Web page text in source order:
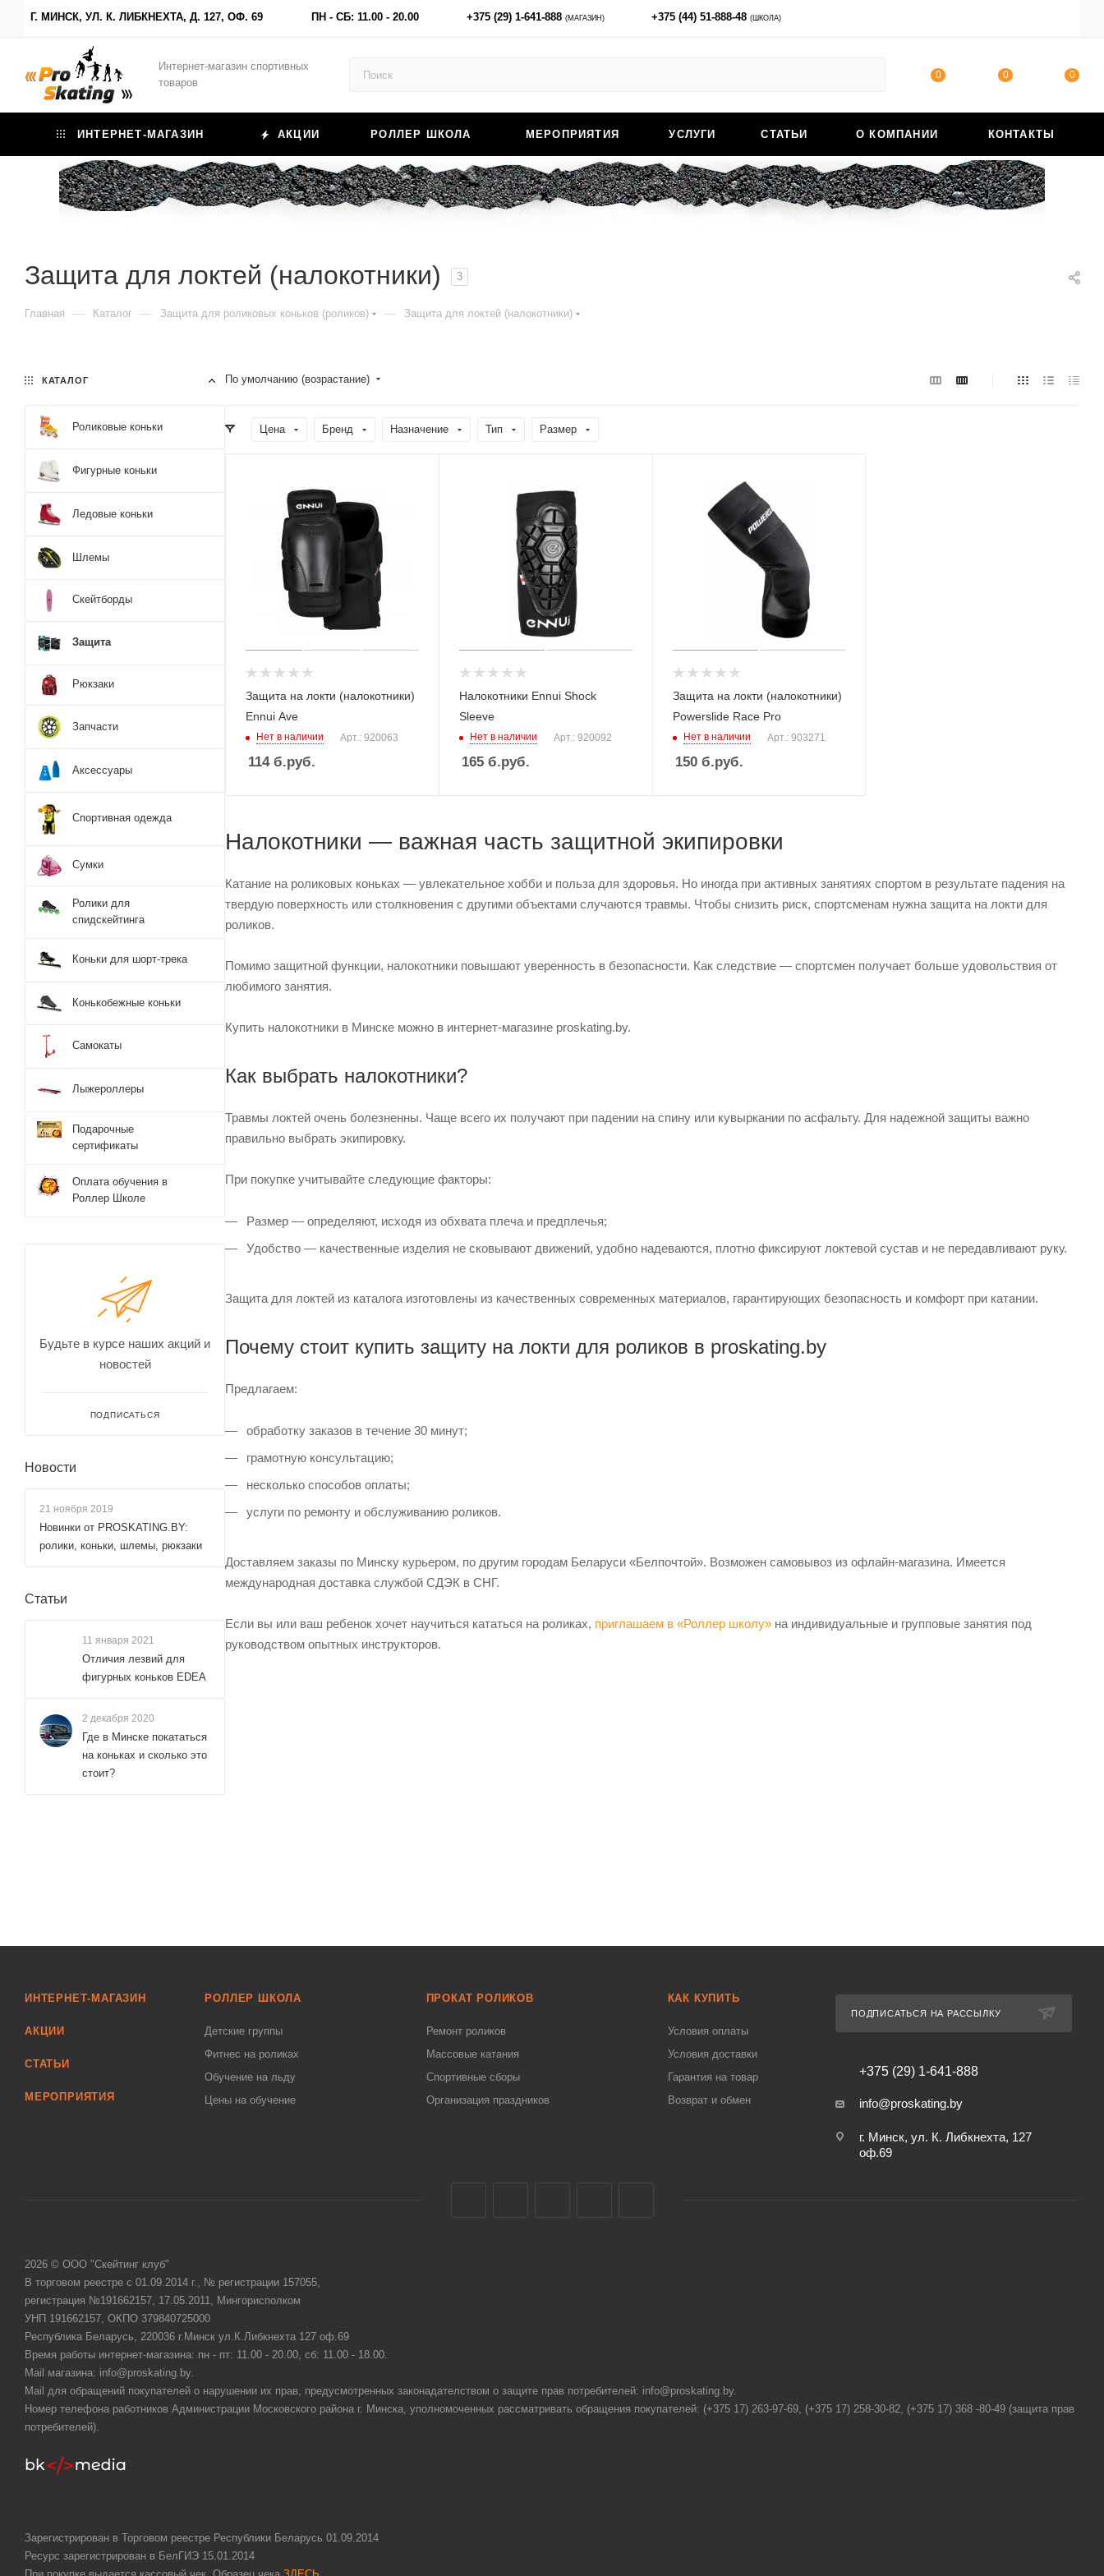
Г. МИНСК, УЛ. К. ЛИБКНЕХТА, Д. 127, ОФ. 69 ПН - СБ: 11.00 - 20.00 +375 (29) 1-641-888 (МАГАЗИН) +375 (44) 51-888-48(ШКОЛА)
Интернет-магазин спортивных
товаров
0 0 0
ИНТЕРНЕТ-МАГАЗИН АКЦИИ РОЛЛЕР ШКОЛА МЕРОПРИЯТИЯ УСЛУГИ СТАТЬИ О КОМПАНИИ КОНТАКТЫ
Защита для локтей (налокотники) 3
Главная — Каталог — Защита для роликовых коньков (роликов) — Защита для локтей (налокотники)
По умолчанию (возрастание)
Цена Бренд Назначение Тип Размер
Защита на локти (налокотники)
Ennui Ave
Нет в наличии Арт.: 920063
114б.руб.
Налокотники Ennui Shock
Sleeve
Нет в наличии Арт.: 920092
165б.руб.
Защита на локти (налокотники)
Powerslide Race Pro
Нет в наличии Арт.: 903271
150б.руб.
Налокотники — важная часть защитной экипировки
Катание на роликовых коньках — увлекательное хобби и польза для здоровья. Но иногда при активных занятиях спортом в результате падения на
твердую поверхность или столкновения с другими объектами случаются травмы. Чтобы снизить риск, спортсменам нужна защита на локти для
роликов.
Помимо защитной функции, налокотники повышают уверенность в безопасности. Как следствие — спортсмен получает больше удовольствия от
любимого занятия.
Купить налокотники в Минске можно в интернет-магазине proskating.by.
Как выбрать налокотники?
Травмы локтей очень болезненны. Чаще всего их получают при падении на спину или кувыркании по асфальту. Для надежной защиты важно
правильно выбрать экипировку.
При покупке учитывайте следующие факторы:
Размер — определяют, исходя из обхвата плеча и предплечья;
Удобство — качественные изделия не сковывают движений, удобно надеваются, плотно фиксируют локтевой сустав и не передавливают руку.
Защита для локтей из каталога изготовлены из качественных современных материалов, гарантирующих безопасность и комфорт при катании.
Почему стоит купить защиту на локти для роликов в proskating.by
Предлагаем:
обработку заказов в течение 30 минут;
грамотную консультацию;
несколько способов оплаты;
услуги по ремонту и обслуживанию роликов.
Доставляем заказы по Минску курьером, по другим городам Беларуси «Белпочтой». Возможен самовывоз из офлайн-магазина. Имеется
международная доставка службой СДЭК в СНГ.
Если вы или ваш ребенок хочет научиться кататься на роликах, приглашаем в «Роллер школу» на индивидуальные и групповые занятия под
руководством опытных инструкторов.
КАТАЛОГ
Роликовые коньки
Фигурные коньки
Ледовые коньки
Шлемы
Скейтборды
Защита
Рюкзаки
Запчасти
Аксессуары
Спортивная одежда
Сумки
Ролики для
спидскейтинга
Коньки для шорт-трека
Конькобежные коньки
Самокаты
Лыжероллеры
Подарочные
сертификаты
Оплата обучения в
Роллер Школе
Будьте в курсе наших акций и
новостей
ПОДПИСАТЬСЯ
Новости
21 ноября 2019
Новинки от PROSKATING.BY:
ролики, коньки, шлемы, рюкзаки
Статьи
11 января 2021
Отличия лезвий для
фигурных коньков EDEA
2 декабря 2020
Где в Минске покататься
на коньках и сколько это
стоит?
ИНТЕРНЕТ-МАГАЗИН
АКЦИИ
СТАТЬИ
МЕРОПРИЯТИЯ
РОЛЛЕР ШКОЛА
Детские группы
Фитнес на роликах
Обучение на льду
Цены на обучение
ПРОКАТ РОЛИКОВ
Ремонт роликов
Массовые катания
Спортивные сборы
Организация праздников
КАК КУПИТЬ
Условия оплаты
Условия доставки
Гарантия на товар
Возврат и обмен
ПОДПИСАТЬСЯ НА РАССЫЛКУ
+375 (29) 1-641-888
info@proskating.by
г. Минск, ул. К. Либкнехта, 127
оф.69
2026 © ООО "Скейтинг клуб"
В торговом реестре с 01.09.2014 г., № регистрации 157055,
регистрация №191662157, 17.05.2011, Мингорисполком
УНП 191662157, ОКПО 379840725000
Республика Беларусь, 220036 г.Минск ул.К.Либкнехта 127 оф.69
Время работы интернет-магазина: пн - пт: 11.00 - 20.00, сб: 11.00 - 18.00.
Mail магазина: info@proskating.by.
Mail для обращений покупателей о нарушении их прав, предусмотренных законадателством о защите прав потребителей: info@proskating.by.
Номер телефона работников Администрации Московского района г. Минска, уполномоченных рассматривать обращения покупателей: (+375 17) 263-97-69, (+375 17) 258-30-82, (+375 17) 368 -80-49 (защита прав
потребителей).
Зарегистрирован в Торговом реестре Республики Беларусь 01.09.2014
Ресурс зарегистрирован в БелГИЭ 15.01.2014